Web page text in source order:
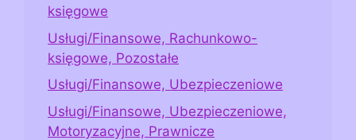
księgowe
Usługi/Finansowe, Rachunkowo-
księgowe, Pozostałe
Usługi/Finansowe, Ubezpieczeniowe
Usługi/Finansowe, Ubezpieczeniowe,
Motoryzacyjne, Prawnicze